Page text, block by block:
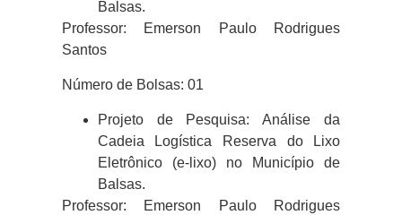
Balsas.
Professor: Emerson Paulo Rodrigues
Santos
Número de Bolsas: 01
Projeto de Pesquisa: Análise da
Cadeia Logística Reserva do Lixo
Eletrônico (e-lixo) no Município de
Balsas.
Professor: Emerson Paulo Rodrigues